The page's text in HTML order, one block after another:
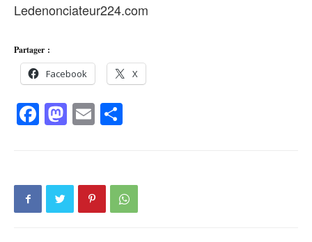
Ledenonciateur224.com
Partager :
Facebook X
Facebook
Mastodon
Email